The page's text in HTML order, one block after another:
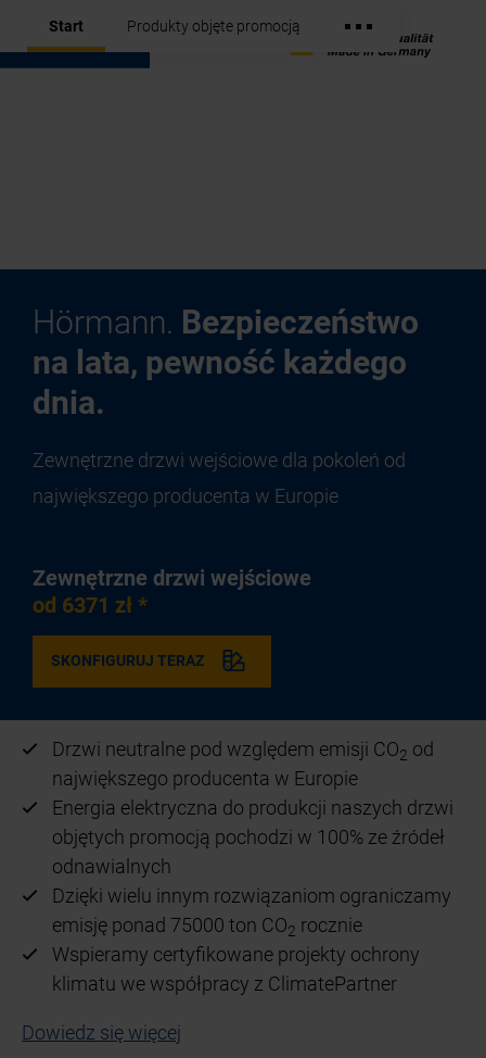
Start Produkty objęte promocją
Hörmann. Bezpieczeństwo
na lata, pewność każdego
dnia.
Zewnętrzne drzwi wejściowe dla pokoleń od
największego producenta w Europie
Zewnętrzne drzwi wejściowe
od 6371 zł *
SKONFIGURUJ TERAZ
Drzwi neutralne pod względem emisji CO2 od
największego producenta w Europie
Energia elektryczna do produkcji naszych drzwi
objętych promocją pochodzi w 100% ze źródeł
odnawialnych
Dzięki wielu innym rozwiązaniom ograniczamy
emisję ponad 75000 ton CO2 rocznie
Wspieramy certyfikowane projekty ochrony
klimatu we współpracy z ClimatePartner
Dowiedz się więcej